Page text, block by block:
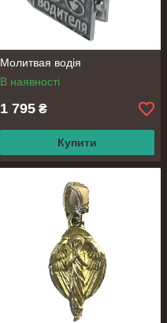
Молитвая водія
В наявності
1 795 ₴
Купити